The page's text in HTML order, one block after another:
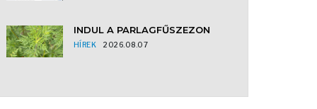
INDUL A PARLAGFŰSZEZON
HÍREK 2026.08.07